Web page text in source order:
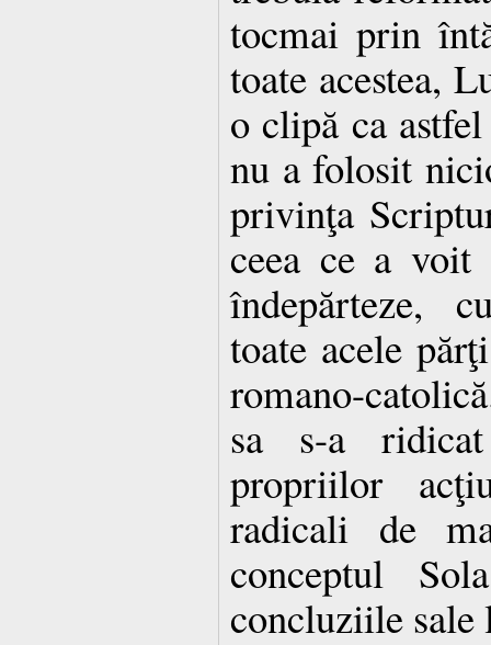
tocmai prin
toate acestea,
o clipă ca
nu a folosit
privinţa
ceea ce a voit
îndepărteze,
toate acele
romano-
sa s-a
propriilor
radicali de
conceptul
concluziile sale